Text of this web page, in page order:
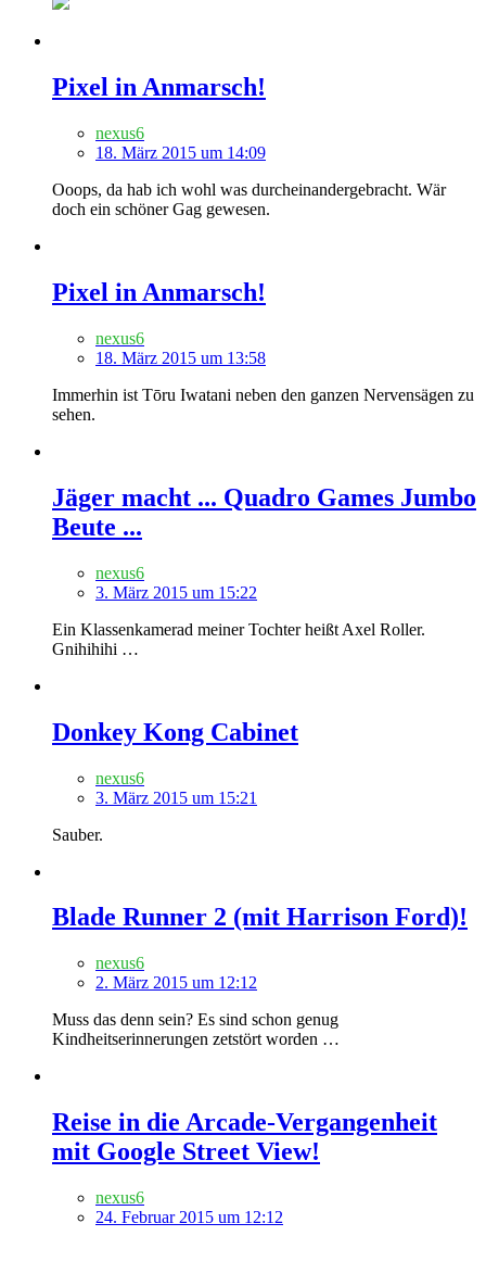
Pixel in Anmarsch!
nexus6
18. März 2015 um 14:09
Ooops, da hab ich wohl was durcheinandergebracht. Wär
doch ein schöner Gag gewesen.
Pixel in Anmarsch!
nexus6
18. März 2015 um 13:58
Immerhin ist Tōru Iwatani neben den ganzen Nervensägen zu
sehen.
Jäger macht ... Quadro Games Jumbo
Beute ...
nexus6
3. März 2015 um 15:22
Ein Klassenkamerad meiner Tochter heißt Axel Roller.
Gnihihihi …
Donkey Kong Cabinet
nexus6
3. März 2015 um 15:21
Sauber.
Blade Runner 2 (mit Harrison Ford)!
nexus6
2. März 2015 um 12:12
Muss das denn sein? Es sind schon genug
Kindheitserinnerungen zetstört worden …
Reise in die Arcade-Vergangenheit
mit Google Street View!
nexus6
24. Februar 2015 um 12:12